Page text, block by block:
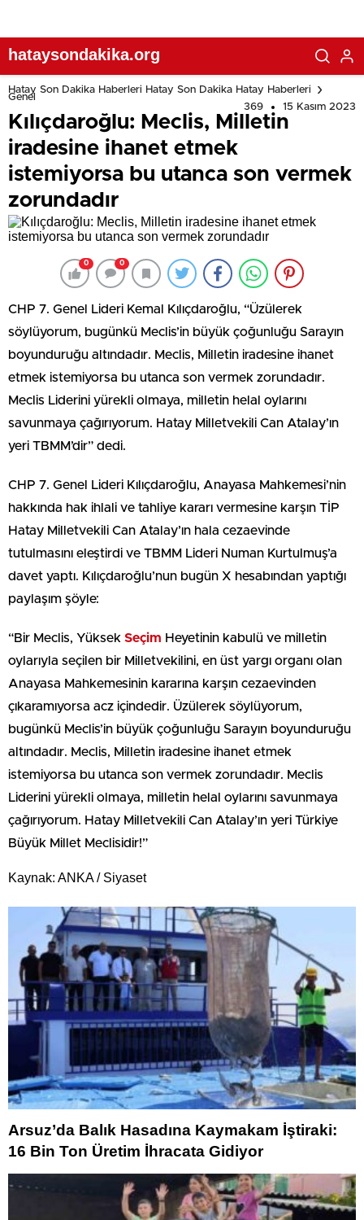
hataysondakika.org
Hatay Son Dakika Haberleri Hatay Son Dakika Hatay Haberleri
Genel
369
15 Kasım 2023
Kılıçdaroğlu: Meclis, Milletin
iradesine ihanet etmek
istemiyorsa bu utanca son vermek
zorundadır
0 0
CHP 7. Genel Lideri Kemal Kılıçdaroğlu, “Üzülerek
söylüyorum, bugünkü Meclis’in büyük çoğunluğu Sarayın
boyunduruğu altındadır. Meclis, Milletin iradesine ihanet
etmek istemiyorsa bu utanca son vermek zorundadır.
Meclis Liderini yürekli olmaya, milletin helal oylarını
savunmaya çağırıyorum. Hatay Milletvekili Can Atalay’ın
yeri TBMM’dir” dedi.
CHP 7. Genel Lideri Kılıçdaroğlu, Anayasa Mahkemesi’nin
hakkında hak ihlali ve tahliye kararı vermesine karşın TİP
Hatay Milletvekili Can Atalay’ın hala cezaevinde
tutulmasını eleştirdi ve TBMM Lideri Numan Kurtulmuş’a
davet yaptı. Kılıçdaroğlu’nun bugün X hesabından yaptığı
paylaşım şöyle:
“Bir Meclis, Yüksek Seçim Heyetinin kabulü ve milletin
oylarıyla seçilen bir Milletvekilini, en üst yargı organı olan
Anayasa Mahkemesinin kararına karşın cezaevinden
çıkaramıyorsa acz içindedir. Üzülerek söylüyorum,
bugünkü Meclis’in büyük çoğunluğu Sarayın boyunduruğu
altındadır. Meclis, Milletin iradesine ihanet etmek
istemiyorsa bu utanca son vermek zorundadır. Meclis
Liderini yürekli olmaya, milletin helal oylarını savunmaya
çağırıyorum. Hatay Milletvekili Can Atalay’ın yeri Türkiye
Büyük Millet Meclisidir!”
Kaynak: ANKA / Siyaset
Arsuz’da Balık Hasadına Kaymakam İştiraki:
16 Bin Ton Üretim İhracata Gidiyor